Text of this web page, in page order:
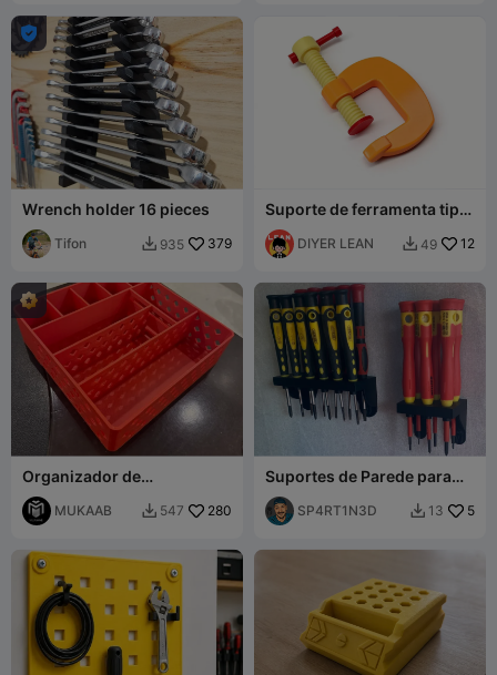

Wrench holder 16 pieces
Tifon  935 379
Suporte de ferramenta tipo
C leve, grampo
DIYER LEAN  49 12
Organizador de
Ferramentas
MUKAAB  547 280
Suportes de Parede para
Chaves de Fenda de
Precisão com 6 e 12
Espaços
SP4RT1N3D  13 5